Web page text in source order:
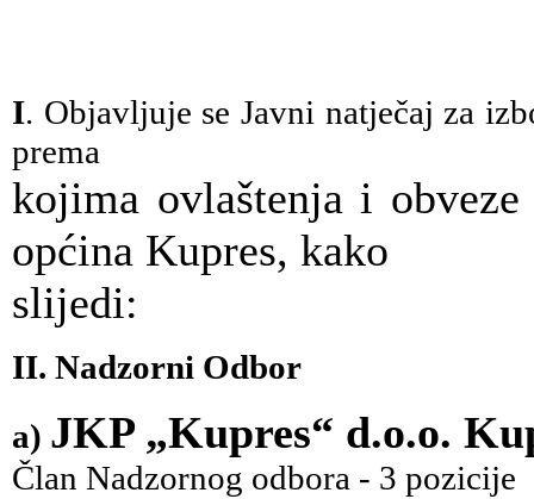
I. Objavljuje se Javni natječaj za
prema
kojima ovlaštenja i
općina Kupres, kako
slijedi:
II. Nadzorni Odbor
a) JKP „Kupres“ d.o.o.
Član Nadzornog odbora - 3 pozicije